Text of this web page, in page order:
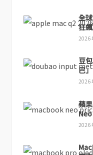
全
狂
2026
豆
巴
2026
蘋
2026